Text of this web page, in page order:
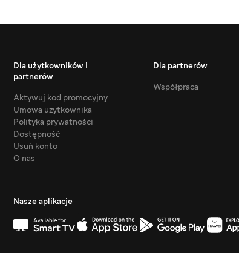
Dla użytkowników i
partnerów
Aktywuj kod promocyjny
Umowa użytkownika
Polityka prywatności
Dostępność
Usuń konto
O nas
Dla partnerów
Współpraca
Nasze aplikacje